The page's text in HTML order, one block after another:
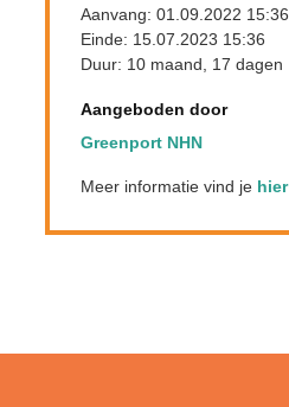
Aanvang: 01.09.2022 15:36
Einde: 15.07.2023 15:36
Duur: 10 maand, 17 dagen
Aangeboden door
Greenport NHN
Meer informatie vind je hier